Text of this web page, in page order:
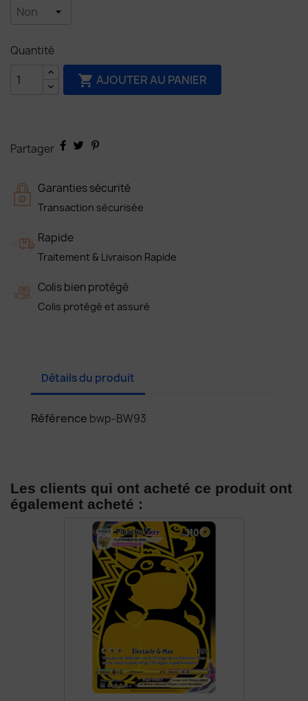
Quantité
 AJOUTER AU PANIER
Partager
Garanties sécurité
Transaction sécurisée
Rapide
Traitement & Livraison Rapide
Colis bien protégé
Colis protégé et assuré
Détails du produit
Référence bwp-BW93
Les clients qui ont acheté ce produit ont
également acheté :